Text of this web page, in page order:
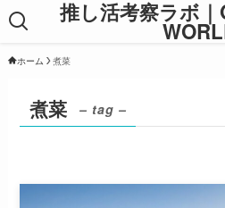
推し活考察ラボ
ホーム 煮菜
煮菜 – tag –